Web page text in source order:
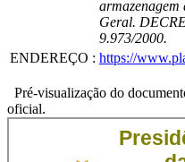
armazenagem
Geral.
9.973/2000.
ENDEREÇO : https://
Pré-visualização do
oficial.